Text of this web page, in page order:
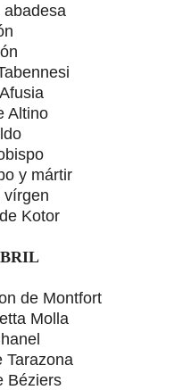
Altino
y mártir
vírgen
Kotor
de Montfort
Molla
Tarazona
Béziers